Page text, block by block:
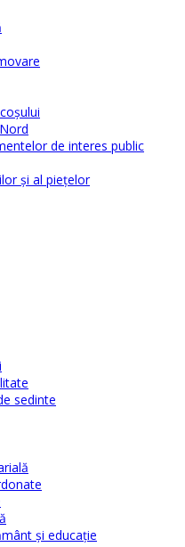
de interes public
şi al pieţelor
sedinte
şi educaţie